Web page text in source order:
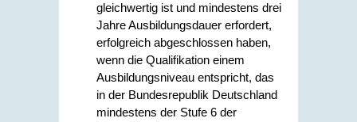
gleichwertig ist und mindestens drei
Jahre Ausbildungsdauer erfordert,
erfolgreich abgeschlossen haben,
wenn die Qualifikation einem
Ausbildungsniveau entspricht, das
in der Bundesrepublik Deutschland
mindestens der Stufe 6 der